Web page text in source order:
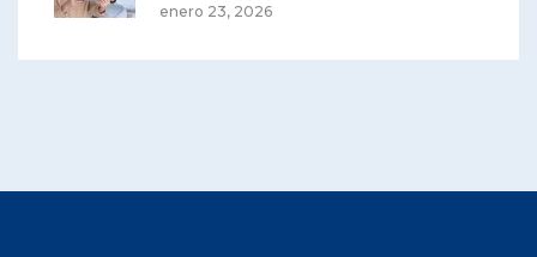
enero 23, 2026